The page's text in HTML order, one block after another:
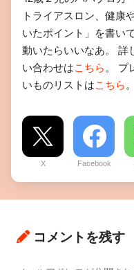
トライアスロン、健康
いたポイント」を書い
動いたらいいなあ。 詳
い合わせはこちら 。 プ
いものリストはこちら 。
X Facebook
コメントを残す